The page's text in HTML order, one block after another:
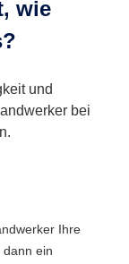
wie
und
bei
Ihre
ein